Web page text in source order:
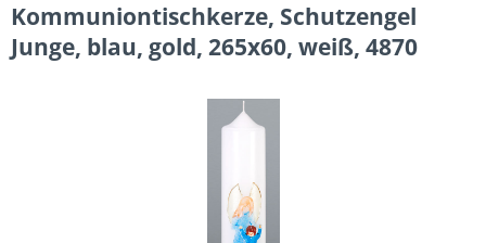
Kommuniontischkerze, Schutzengel
Junge, blau, gold, 265x60, weiß, 4870